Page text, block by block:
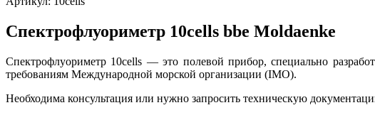
Спектрофлуориметр 10cells bbe Moldaenke
Спектрофлуориметр 10cells — это полевой прибор, специально
требованиям Международной морской организации (IMO).
Необходима консультация или нужно запросить техническую